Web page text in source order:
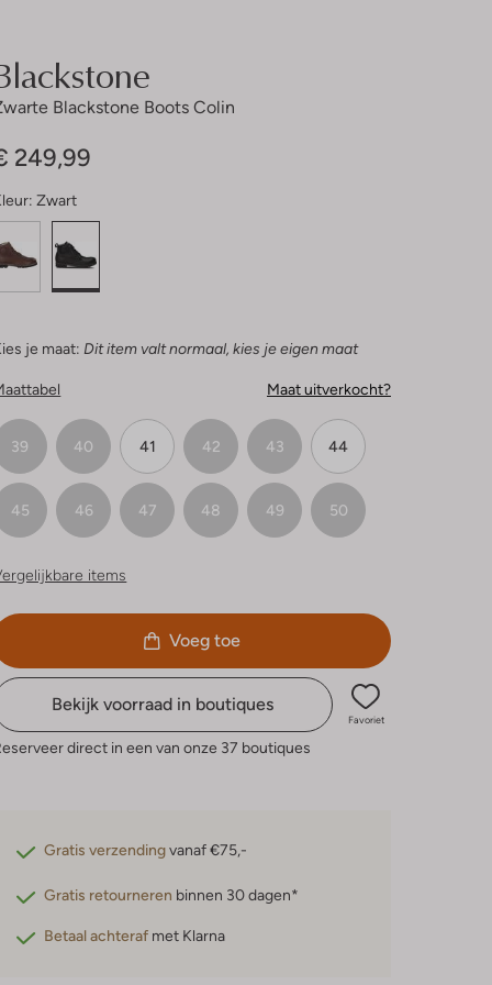
Blackstone Boots Colin
249,99
Zwart
je maat: Dit item valt normaal, kies je eigen maat
Maat uitverkocht?
39 40 41 42 43 44
45 46 47 48 49 50
items
Voeg toe
Bekijk voorraad in boutiques
Favoriet
direct in een van onze 37 boutiques
Gratis verzendingvanaf €75,-
Gratis retourneren binnen 30 dagen*
Betaal achteraf met Klarna